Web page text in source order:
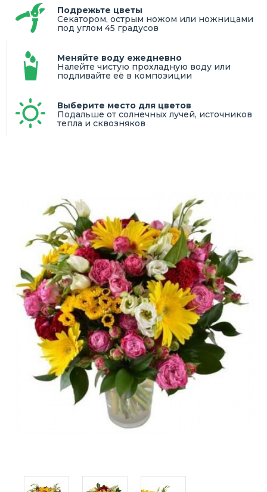
Подрежьте цветы
Секатором, острым ножом или ножницами
под углом 45 градусов
Меняйте воду ежедневно
Налейте чистую прохладную воду или
подливайте её в композиции
Выберите место для цветов
Подальше от солнечных лучей, источников
тепла и сквозняков